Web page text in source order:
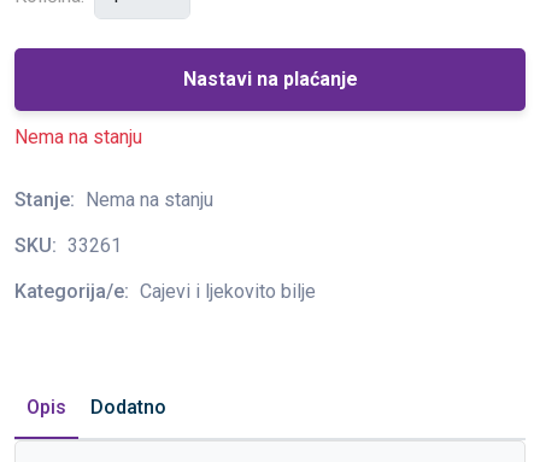
Nastavi na plaćanje
Nema na stanju
Stanje: Nema na stanju
SKU: 33261
Kategorija/e: Cajevi i ljekovito bilje
Opis Dodatno